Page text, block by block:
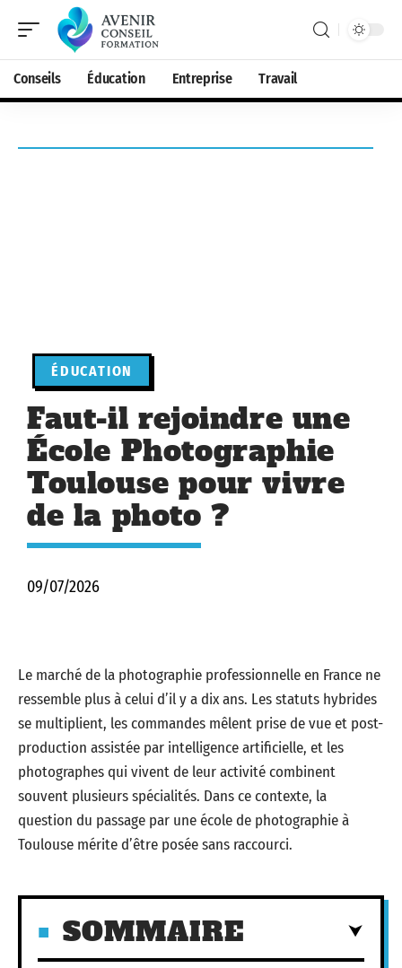
Conseils Éducation Entreprise Travail
ÉDUCATION
Faut-il rejoindre une
École Photographie
Toulouse pour vivre
de la photo ?
09/07/2026
Le marché de la photographie professionnelle en France ne
ressemble plus à celui d’il y a dix ans. Les statuts hybrides
se multiplient, les commandes mêlent prise de vue et post-
production assistée par intelligence artificielle, et les
photographes qui vivent de leur activité combinent
souvent plusieurs spécialités. Dans ce contexte, la
question du passage par une école de photographie à
Toulouse mérite d’être posée sans raccourci.
SOMMAIRE